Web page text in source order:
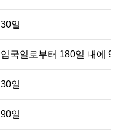
30일
입국일로부터 180일 내에
30일
90일